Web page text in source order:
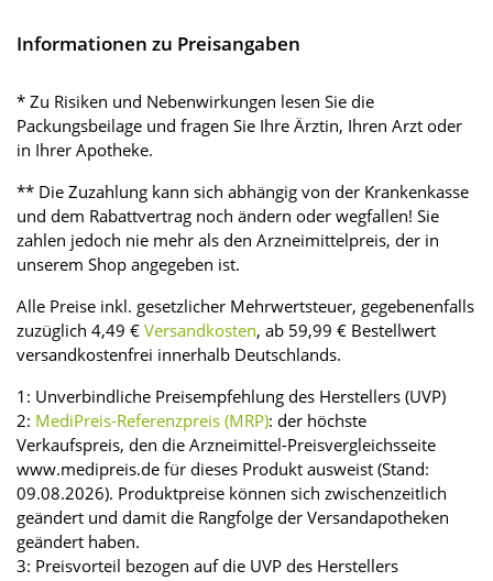
Informationen zu Preisangaben
* Zu Risiken und Nebenwirkungen lesen Sie die
Packungsbeilage und fragen Sie Ihre Ärztin, Ihren Arzt oder
in Ihrer Apotheke.
** Die Zuzahlung kann sich abhängig von der Krankenkasse
und dem Rabattvertrag noch ändern oder wegfallen! Sie
zahlen jedoch nie mehr als den Arzneimittelpreis, der in
unserem Shop angegeben ist.
Alle Preise inkl. gesetzlicher Mehrwertsteuer, gegebenenfalls
zuzüglich 4,49 € Versandkosten, ab 59,99 € Bestellwert
versandkostenfrei innerhalb Deutschlands.
1: Unverbindliche Preisempfehlung des Herstellers (UVP)
2: MediPreis-Referenzpreis (MRP): der höchste
Verkaufspreis, den die Arzneimittel-Preisvergleichsseite
www.medipreis.de für dieses Produkt ausweist (Stand:
09.08.2026). Produktpreise können sich zwischenzeitlich
geändert und damit die Rangfolge der Versandapotheken
geändert haben.
3: Preisvorteil bezogen auf die UVP des Herstellers